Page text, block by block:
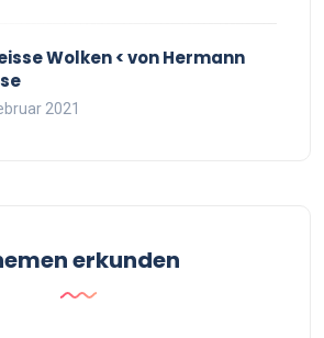
Wolken < von Hermann
2021
erkunden